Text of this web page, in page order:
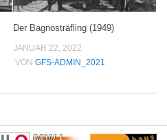
Der Bagnosträfling (1949)
JANUAR 22, 2022
VON GFS-ADMIN_2021